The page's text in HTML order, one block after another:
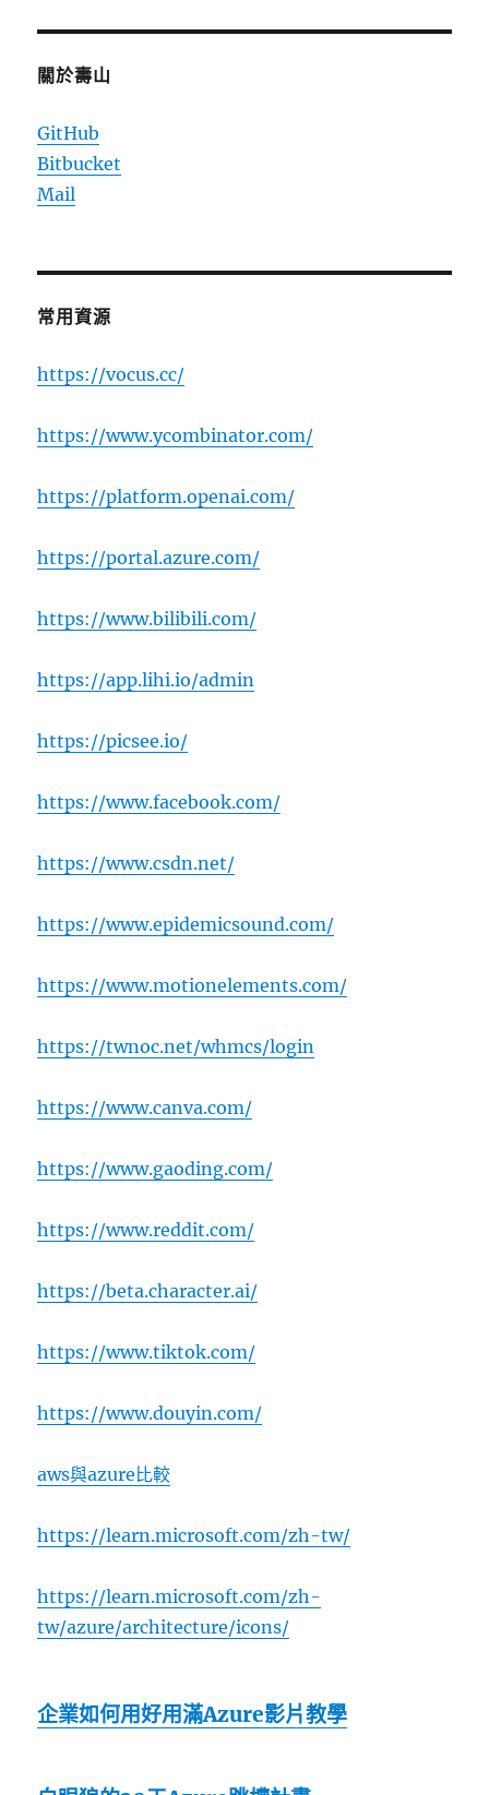
關於壽山
GitHub
Bitbucket
Mail
常用資源
https://vocus.cc/
https://www.ycombinator.com/
https://platform.openai.com/
https://portal.azure.com/
https://www.bilibili.com/
https://app.lihi.io/admin
https://picsee.io/
https://www.facebook.com/
https://www.csdn.net/
https://www.epidemicsound.com/
https://www.motionelements.com/
https://twnoc.net/whmcs/login
https://www.canva.com/
https://www.gaoding.com/
https://www.reddit.com/
https://beta.character.ai/
https://www.tiktok.com/
https://www.douyin.com/
aws與azure比較
https://learn.microsoft.com/zh-tw/
https://learn.microsoft.com/zh-
tw/azure/architecture/icons/
企業如何用好用滿Azure影片教學